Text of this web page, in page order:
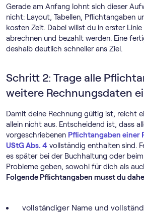
Gerade am Anfang lohnt sich dieser
nicht: Layout, Tabellen, Pflichtangaben
kosten Zeit. Dabei willst du in erster
abrechnen und bezahlt werden. Eine
deshalb deutlich schneller ans Ziel.
Schritt 2: Trage alle
weitere Rechnungsdaten
Damit deine Rechnung gültig ist, reicht
allein nicht aus. Entscheidend ist, dass
vorgeschriebenen Pflichtangaben einer
UStG Abs. 4 vollständig enthalten sind.
es später bei der Buchhaltung oder
Probleme geben, sowohl für dich als
Folgende Pflichtangaben musst du
vollständiger Name und